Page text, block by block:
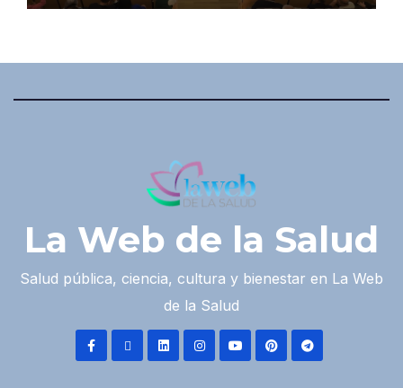
La Web de la Salud
Salud pública, ciencia, cultura y bienestar en La Web
de la Salud